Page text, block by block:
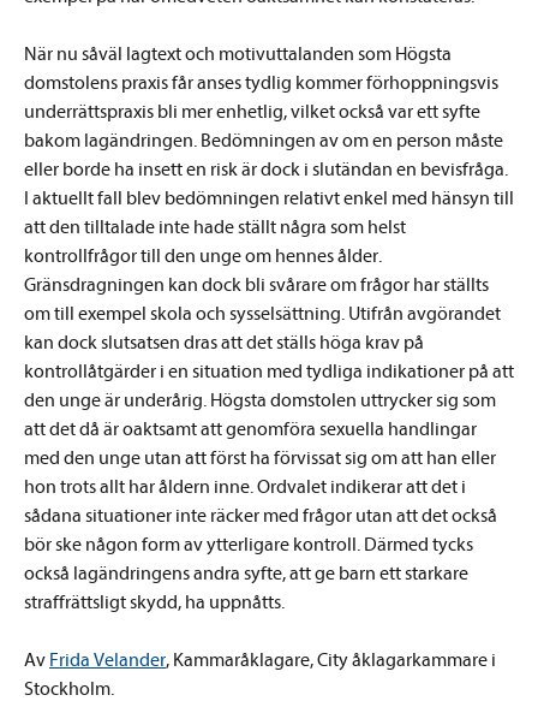
När nu såväl lagtext och motivuttalanden som Högsta
domstolens praxis får anses tydlig kommer förhoppningsvis
underrättspraxis bli mer enhetlig, vilket också var ett syfte
bakom lagändringen. Bedömningen av om en person måste
eller borde ha insett en risk är dock i slutändan en bevisfråga.
I aktuellt fall blev bedömningen relativt enkel med hänsyn till
att den tilltalade inte hade ställt några som helst
kontrollfrågor till den unge om hennes ålder.
Gränsdragningen kan dock bli svårare om frågor har ställts
om till exempel skola och sysselsättning. Utifrån avgörandet
kan dock slutsatsen dras att det ställs höga krav på
kontrollåtgärder i en situation med tydliga indikationer på att
den unge är underårig. Högsta domstolen uttrycker sig som
att det då är oaktsamt att genomföra sexuella handlingar
med den unge utan att först ha förvissat sig om att han eller
hon trots allt har åldern inne. Ordvalet indikerar att det i
sådana situationer inte räcker med frågor utan att det också
bör ske någon form av ytterligare kontroll. Därmed tycks
också lagändringens andra syfte, att ge barn ett starkare
straffrättsligt skydd, ha uppnåtts.
Av Frida Velander, Kammaråklagare, City åklagarkammare i
Stockholm.